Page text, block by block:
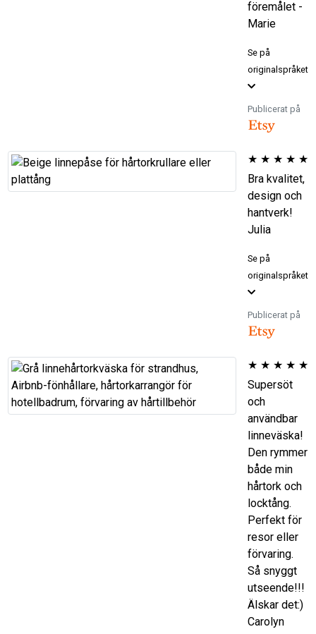
föremålet -
Marie
Se på
originalspråket
Publicerat på
★ ★ ★ ★ ★
Bra kvalitet,
design och
hantverk!
Julia
Se på
originalspråket
Publicerat på
★ ★ ★ ★ ★
Supersöt
och
användbar
linneväska!
Den rymmer
både min
hårtork och
locktång.
Perfekt för
resor eller
förvaring.
Så snyggt
utseende!!!
Älskar det:)
Carolyn